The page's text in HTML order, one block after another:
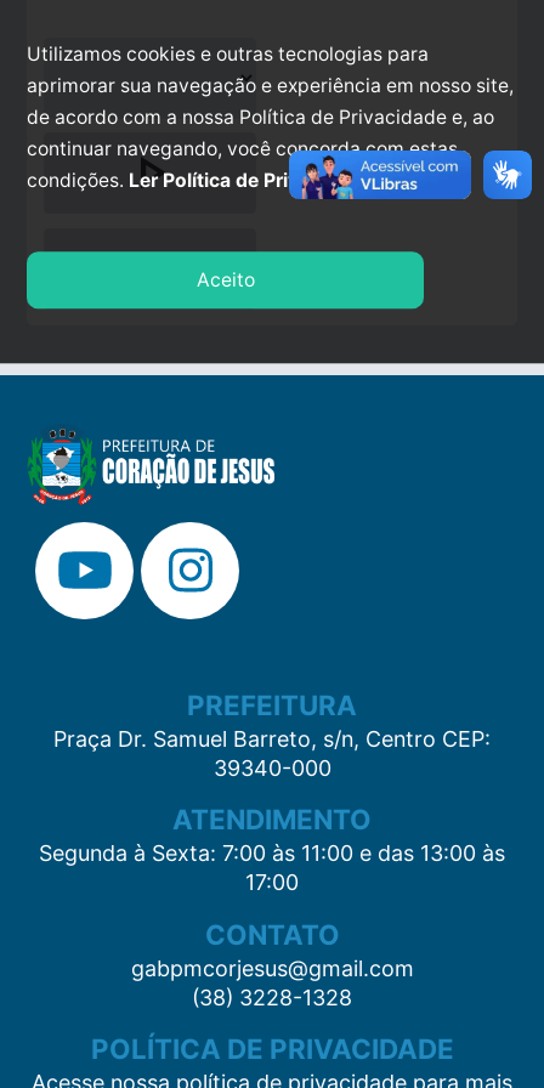
play_arrow
stop
PREFEITURA
Praça Dr. Samuel Barreto, s/n, Centro CEP:
39340-000
ATENDIMENTO
Segunda à Sexta: 7:00 às 11:00 e das 13:00 às
17:00
CONTATO
gabpmcorjesus@gmail.com
(38) 3228-1328
POLÍTICA DE PRIVACIDADE
Acesse nossa política de privacidade para mais
Utilizamos cookies e outras tecnologias para
aprimorar sua navegação e experiência em nosso site,
de acordo com a nossa Política de Privacidade e, ao
continuar navegando, você concorda com estas
condições. Ler Política de Privacidade.
Aceito